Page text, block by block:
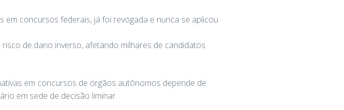
em concursos federais, já foi revogada e nunca se aplicou
de dano inverso, afetando milhares de candidatos
em concursos de órgãos autônomos depende de
em sede de decisão liminar.